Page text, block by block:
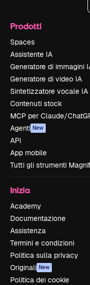
Prodotti
Spaces
Assistente IA
Generatore di immagini
Generatore di video IA
Sintetizzatore vocale IA
Contenuti stock
MCP per Claude/
Agenti New
API
App mobile
Tutti gli strumenti
Inizia
Academy
Documentazione
Assistenza
Termini e condizioni
Politica sulla privacy
Originali New
Politica dei cookie